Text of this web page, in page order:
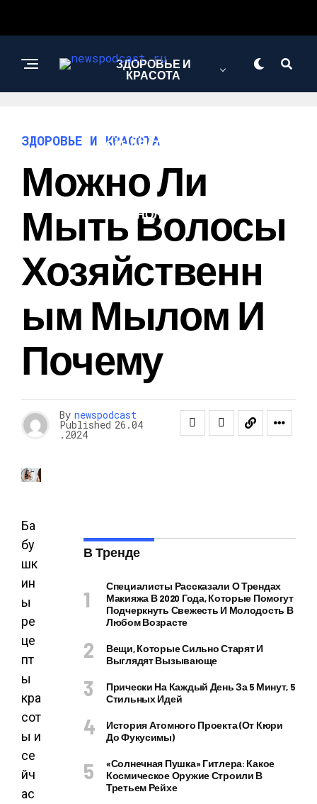
ЗДОРОВЬЕ И
КРАСОТА
ИНТЕРЕСНОЕ И
ПОЗНАВАТЕЛЬНОЕ
ТЕХНОЛОГИИ
ЗДОРОВЬЕ И КРАСОТА
Можно Ли
Мыть Волосы
Хозяйственн
Ым Мылом И
Почему
By newspodcast
Published 26.04
.2024
Ба
бу
шк
ин
ы
ре
це
пт
ы
кра
сот
ы и
се
йч
ас
В Тренде
Специалисты Рассказали О Трендах
Макияжа В 2020 Года, Которые Помогут
Подчеркнуть Свежесть И Молодость В
Любом Возрасте
Вещи, Которые Сильно Старят И
Выглядят Вызывающе
Прически На Каждый День За 5 Минут, 5
Стильных Идей
История Атомного Проекта (от Кюри
До Фукусимы)
«Солнечная Пушка» Гитлера: Какое
Космическое Оружие Строили В
Третьем Рейхе